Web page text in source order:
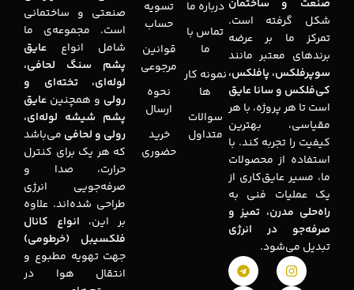
صنعت و ساختمان
شکل گرفته است.
تمرکز ما بر عرضه
برندهای معتبر مانند
سوپرفلکس، پافلکس،
کی‌فلکس و سانا عایق
است تا هر پروژه، با هر
مقیاسی، بهترین
کیفیت را تجربه کند. با
استفاده از محصولات
ما، مسیر عایق‌کاری از
یک عملیات فنی به
راه‌حلی مدرن، تمیز و
صرفه‌جو در انرژی
تبدیل می‌شود.
درباره ما
تماس با
ما
نمونه کار
ها
سوالات
متداول
تسویه
حساب
قوانین
مرجوعی
نحوه
ارسال
خرید
حضوری
صنعتی و ساختمانی
است. مجموعه‌ی ما
شامل انواع عایق
پشم سنگ لحافی،
لوله‌ای، تخته‌ای و
رولی و همچنین عایق
پشم شیشه لوله‌ای،
رولی و لحافی می‌باشد
که هر یک برای کنترل
حرارت، صدا و
صرفه‌جویی انرژی
طراحی شده‌اند. علاوه
بر این، انواع کانال
فلکسیبل (خرطومی)
جهت تهویه مطبوع و
انتقال هوا در